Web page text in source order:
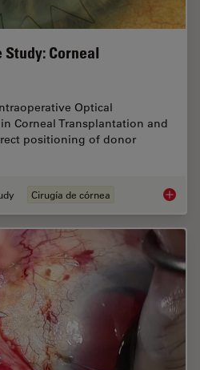
Corneal
Optical
Corneal Transplantation and
positioning of donor
Cirugía de córnea